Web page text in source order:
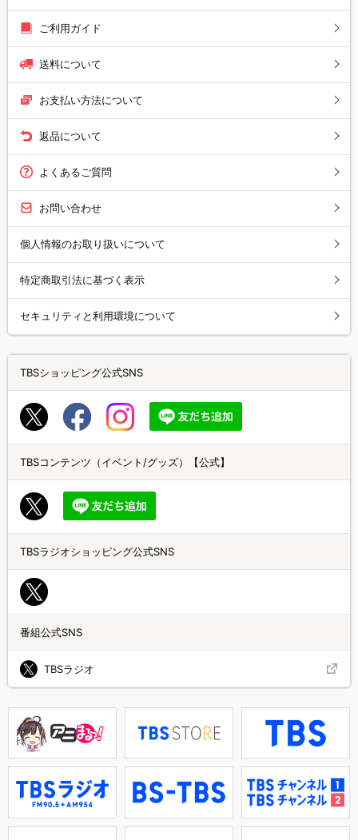
ご利用ガイド
送料について
お支払い方法について
返品について
よくあるご質問
お問い合わせ
個人情報のお取り扱いについて
特定商取引法に基づく表示
セキュリティと利用環境について
TBSショッピング公式SNS
TBSコンテンツ（イベント/グッズ）【公式】
TBSラジオショッピング公式SNS
番組公式SNS
TBSラジオ